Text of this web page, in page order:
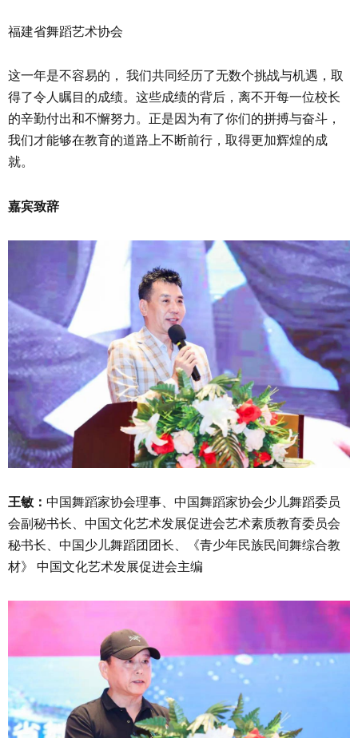
福建省舞蹈艺术协会
这一年是不容易的， 我们共同经历了无数个挑战与机遇，取
得了令人瞩目的成绩。这些成绩的背后，离不开每一位校长
的辛勤付出和不懈努力。正是因为有了你们的拼搏与奋斗，
我们才能够在教育的道路上不断前行，取得更加辉煌的成
就。
嘉宾致辞
王敏： 中国舞蹈家协会理事、中国舞蹈家协会少儿舞蹈委员
会副秘书长、中国文化艺术发展促进会艺术素质教育委员会
秘书长、中国少儿舞蹈团团长、《青少年民族民间舞综合教
材》 中国文化艺术发展促进会主编